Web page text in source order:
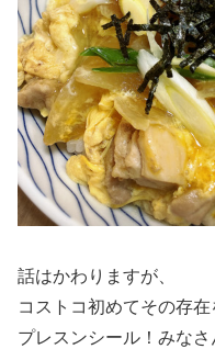
話はかわりますが、
コストコ初めてその存在
プレスンシール！みな